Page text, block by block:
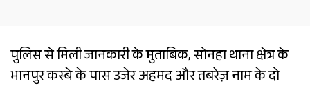
पुलिस से मिली जानकारी के मुताबिक, सोनहा थाना क्षेत्र के
भानपुर कस्बे के पास उजेर अहमद और तबरेज़ नाम के दो